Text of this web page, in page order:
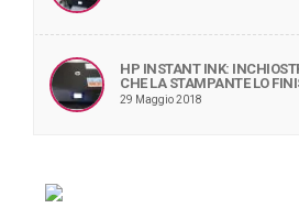
HP INSTANT INK:
CHE LA STAMPANTE LO
29 Maggio 2018